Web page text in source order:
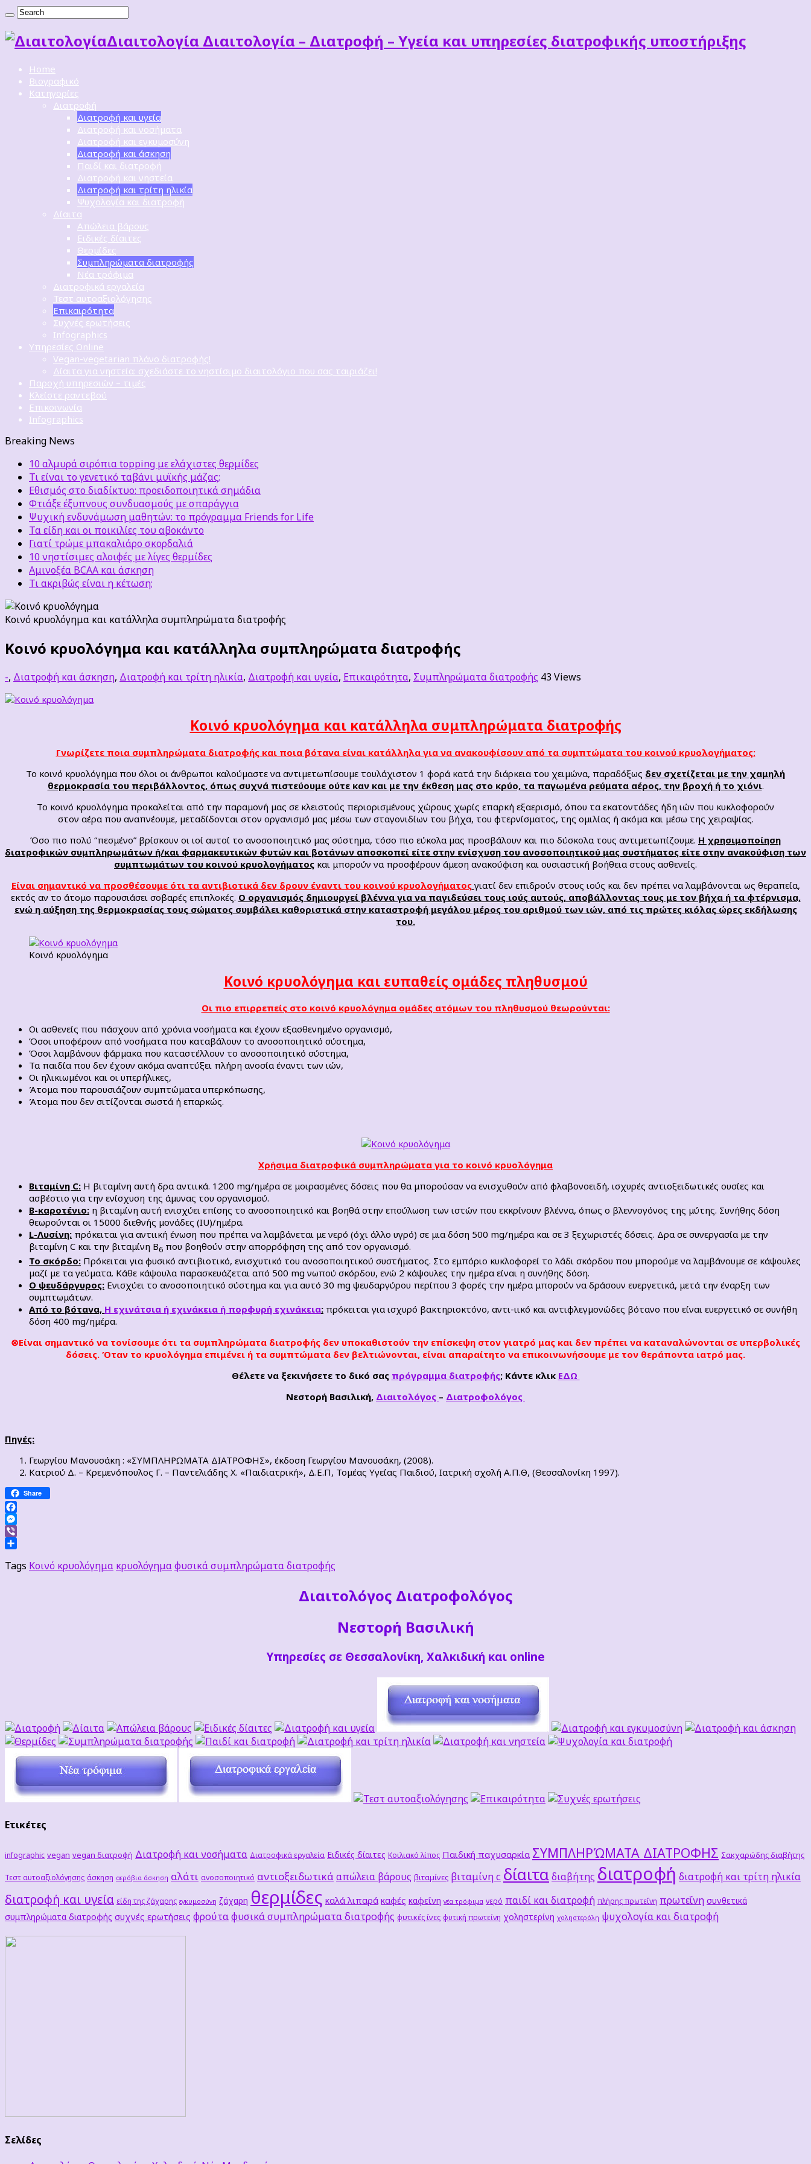
Διαιτoλογία Διαιτολογία – Διατροφή – Υγεία και υπηρεσίες διατροφικής υποστήριξης
Home
Βιογραφικό
Κατηγορίες
Διατροφή
Διατροφή και υγεία
Διατροφή και νοσήματα
Διατροφή και εγκυμοσύνη
Διατροφή και άσκηση
Παιδί και διατροφή
Διατροφή και νηστεία
Διατροφή και τρίτη ηλικία
Ψυχολογία και διατροφή
Δίαιτα
Απώλεια βάρους
Ειδικές δίαιτες
Θερμίδες
Συμπληρώματα διατροφής
Νέα τρόφιμα
Διατροφικά εργαλεία
Τεστ αυτοαξιολόγησης
Επικαιρότητα
Συχνές ερωτήσεις
Infographics
Υπηρεσίες Online
Vegan-vegetarian πλάνο διατροφής!
Δίαιτα για νηστεία: σχεδιάστε το νηστίσιμο διαιτολόγιο που σας ταιριάζει!
Παροχή υπηρεσιών – τιμές
Κλείστε ραντεβού
Επικοινωνία
Infographics
Breaking News
10 αλμυρά σιρόπια topping με ελάχιστες θερμίδες
Τι είναι το γενετικό ταβάνι μυϊκής μάζας;
Εθισμός στο διαδίκτυο: προειδοποιητικά σημάδια
Φτιάξε έξυπνους συνδυασμούς με σπαράγγια
Ψυχική ενδυνάμωση μαθητών: το πρόγραμμα Friends for Life
Τα είδη και οι ποικιλίες του αβοκάντο
Γιατί τρώμε μπακαλιάρο σκορδαλιά
10 νηστίσιμες αλοιφές με λίγες θερμίδες
Αμινοξέα BCAA και άσκηση
Τι ακριβώς είναι η κέτωση;
Κοινό κρυολόγημα και κατάλληλα συμπληρώματα διατροφής
Κοινό κρυολόγημα και κατάλληλα συμπληρώματα διατροφής
-, Διατροφή και άσκηση, Διατροφή και τρίτη ηλικία, Διατροφή και υγεία, Επικαιρότητα, Συμπληρώματα διατροφής 43 Views
Κοινό κρυολόγημα και κατάλληλα συμπληρώματα διατροφής
Γνωρίζετε ποια συμπληρώματα διατροφής και ποια βότανα είναι κατάλληλα για να ανακουφίσουν από τα συμπτώματα του κοινού κρυολογήματος;
Το κοινό κρυολόγημα που όλοι οι άνθρωποι καλούμαστε να αντιμετωπίσουμε τουλάχιστον 1 φορά κατά την διάρκεια του χειμώνα, παραδόξως δεν σχετίζεται με την χαμηλή
θερμοκρασία του περιβάλλοντος, όπως συχνά πιστεύουμε ούτε καν και με την έκθεση μας στο κρύο, τα παγωμένα ρεύματα αέρος, την βροχή ή το χιόνι.
Το κοινό κρυολόγημα προκαλείται από την παραμονή μας σε κλειστούς περιορισμένους χώρους χωρίς επαρκή εξαερισμό, όπου τα εκατοντάδες ήδη ιών που κυκλοφορούν
στον αέρα που αναπνέουμε, μεταδίδονται στον οργανισμό μας μέσω των σταγονιδίων του βήχα, του φτερνίσματος, της ομιλίας ή ακόμα και μέσω της χειραψίας.
Όσο πιο πολύ “πεσμένο” βρίσκουν οι ιοί αυτοί το ανοσοποιητικό μας σύστημα, τόσο πιο εύκολα μας προσβάλουν και πιο δύσκολα τους αντιμετωπίζουμε. Η χρησιμοποίηση
διατροφικών συμπληρωμάτων ή/και φαρμακευτικών φυτών και βοτάνων αποσκοπεί είτε στην ενίσχυση του ανοσοποιητικού μας συστήματος είτε στην ανακούφιση των
συμπτωμάτων του κοινού κρυολογήματος και μπορούν να προσφέρουν άμεση ανακούφιση και ουσιαστική βοήθεια στους ασθενείς.
Είναι σημαντικό να προσθέσουμε ότι τα αντιβιοτικά δεν δρουν έναντι του κοινού κρυολογήματος γιατί δεν επιδρούν στους ιούς και δεν πρέπει να λαμβάνονται ως θεραπεία,
εκτός αν το άτομο παρουσιάσει σοβαρές επιπλοκές. Ο οργανισμός δημιουργεί βλέννα για να παγιδεύσει τους ιούς αυτούς, αποβάλλοντας τους με τον βήχα ή τα φτέρνισμα,
ενώ η αύξηση της θερμοκρασίας τους σώματος συμβάλει καθοριστικά στην καταστροφή μεγάλου μέρος του αριθμού των ιών, από τις πρώτες κιόλας ώρες εκδήλωσης
του.
Κοινό κρυολόγημα
Κοινό κρυολόγημα και ευπαθείς ομάδες πληθυσμού
Οι πιο επιρρεπείς στο κοινό κρυολόγημα ομάδες ατόμων του πληθυσμού θεωρούνται:
Οι ασθενείς που πάσχουν από χρόνια νοσήματα και έχουν εξασθενημένο οργανισμό,
Όσοι υποφέρουν από νοσήματα που καταβάλουν το ανοσοποιητικό σύστημα,
Όσοι λαμβάνουν φάρμακα που καταστέλλουν το ανοσοποιητικό σύστημα,
Τα παιδία που δεν έχουν ακόμα αναπτύξει πλήρη ανοσία έναντι των ιών,
Οι ηλικιωμένοι και οι υπερήλικες,
Άτομα που παρουσιάζουν συμπτώματα υπερκόπωσης,
Άτομα που δεν σιτίζονται σωστά ή επαρκώς.
Χρήσιμα διατροφικά συμπληρώματα για το κοινό κρυολόγημα
Βιταμίνη C: Η βιταμίνη αυτή δρα αντιικά. 1200 mg/ημέρα σε μοιρασμένες δόσεις που θα μπορούσαν να ενισχυθούν από φλαβονοειδή, ισχυρές αντιοξειδωτικές ουσίες και
ασβέστιο για την ενίσχυση της άμυνας του οργανισμού.
Β-καροτένιο: η βιταμίνη αυτή ενισχύει επίσης το ανοσοποιητικό και βοηθά στην επούλωση των ιστών που εκκρίνουν βλέννα, όπως ο βλεννογόνος της μύτης. Συνήθης δόση
θεωρούνται οι 15000 διεθνής μονάδες (IU)/ημέρα.
L-Λυσίνη: πρόκειται για αντιική ένωση που πρέπει να λαμβάνεται με νερό (όχι άλλο υγρό) σε μια δόση 500 mg/ημέρα και σε 3 ξεχωριστές δόσεις. Δρα σε συνεργασία με την
βιταμίνη C και την βιταμίνη Β6 που βοηθούν στην απορρόφηση της από τον οργανισμό.
Το σκόρδο: Πρόκειται για φυσικό αντιβιοτικό, ενισχυτικό του ανοσοποιητικού συστήματος. Στο εμπόριο κυκλοφορεί το λάδι σκόρδου που μπορούμε να λαμβάνουμε σε κάψουλες
μαζί με τα γεύματα. Κάθε κάψουλα παρασκευάζεται από 500 mg νωπού σκόρδου, ενώ 2 κάψουλες την ημέρα είναι η συνήθης δόση.
Ο ψευδάργυρος: Ενισχύει το ανοσοποιητικό σύστημα και για αυτό 30 mg ψευδαργύρου περίπου 3 φορές την ημέρα μπορούν να δράσουν ευεργετικά, μετά την έναρξη των
συμπτωμάτων.
Από το βότανα, Η εχινάτσια ή εχινάκεια ή πορφυρή εχινάκεια: πρόκειται για ισχυρό βακτηριοκτόνο, αντι-ιικό και αντιφλεγμονώδες βότανο που είναι ευεργετικό σε συνήθη
δόση 400 mg/ημέρα.
⊗Είναι σημαντικό να τονίσουμε ότι τα συμπληρώματα διατροφής δεν υποκαθιστούν την επίσκεψη στον γιατρό μας και δεν πρέπει να καταναλώνονται σε υπερβολικές
δόσεις. Όταν το κρυολόγημα επιμένει ή τα συμπτώματα δεν βελτιώνονται, είναι απαραίτητο να επικοινωνήσουμε με τον θεράποντα ιατρό μας.
Θέλετε να ξεκινήσετε το δικό σας πρόγραμμα διατροφής; Κάντε κλικ ΕΔΩ
Νεστορή Βασιλική, Διαιτολόγος – Διατροφολόγος
Πηγές:
Γεωργίου Μανουσάκη : «ΣΥΜΠΛΗΡΩΜΑΤΑ ΔΙΑΤΡΟΦΗΣ», έκδοση Γεωργίου Μανουσάκη, (2008).
Κατριού Δ. – Κρεμενόπουλος Γ. – Παντελιάδης Χ. «Παιδιατρική», Δ.Ε.Π, Τομέας Υγείας Παιδιού, Ιατρική σχολή Α.Π.Θ, (Θεσσαλονίκη 1997).
Share
Facebook
Messenger
Viber
Tags Κοινό κρυολόγημα κρυολόγημαφυσικά συμπληρώματα διατροφής
Διαιτoλόγος Διατροφολόγος
Νεστορή Βασιλική
Υπηρεσίες σε Θεσσαλονίκη, Χαλκιδική και online
Ετικέτες
infographic vegan vegan διατροφή Διατροφή και νοσήματα Διατροφικά εργαλεία Ειδικές δίαιτες Κοιλιακό λίπος Παιδική παχυσαρκία ΣΥΜΠΛΗΡΏΜΑΤΑ ΔΙΑΤΡΟΦΗΣ Σακχαρώδης διαβήτης
Τεστ αυτοαξιολόγησης άσκηση αερόβια άσκηση αλάτι ανοσοποιητικό αντιοξειδωτικά απώλεια βάρους βιταμίνες βιταμίνη c δίαιτα διαβήτης διατροφή διατροφή και τρίτη ηλικία
διατροφή και υγεία είδη της ζάχαρης εγκυμοσύνη ζάχαρη θερμίδες καλά λιπαρά καφές καφεΐνη νέα τρόφιμα νερό παιδί και διατροφή πλήρης πρωτεΐνη πρωτεΐνη συνθετικά
συμπληρώματα διατροφής συχνές ερωτήσεις φρούταφυσικά συμπληρώματα διατροφής φυτικές ίνες φυτική πρωτείνη χοληστερίνη χοληστερόλη ψυχολογία και διατροφή
Σελίδες